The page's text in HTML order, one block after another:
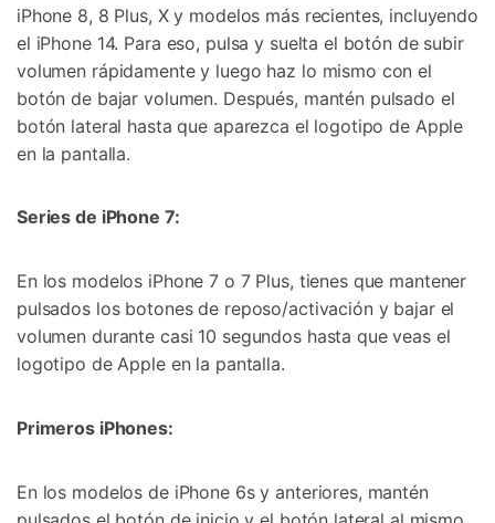
iPhone 8, 8 Plus, X y modelos más recientes, incluyendo
el iPhone 14. Para eso, pulsa y suelta el botón de subir
volumen rápidamente y luego haz lo mismo con el
botón de bajar volumen. Después, mantén pulsado el
botón lateral hasta que aparezca el logotipo de Apple
en la pantalla.
Series de iPhone 7:
En los modelos iPhone 7 o 7 Plus, tienes que mantener
pulsados los botones de reposo/activación y bajar el
volumen durante casi 10 segundos hasta que veas el
logotipo de Apple en la pantalla.
Primeros iPhones:
En los modelos de iPhone 6s y anteriores, mantén